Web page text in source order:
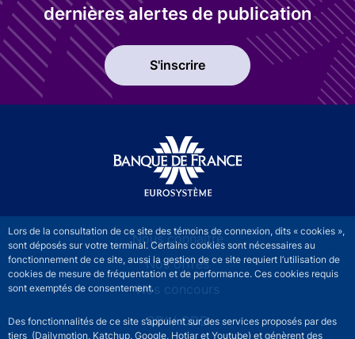
Lors de la consultation de ce site des témoins de connexion, dits « cookies »,
sont déposés sur votre terminal. Certains cookies sont nécessaires au
fonctionnement de ce site, aussi la gestion de ce site requiert l’utilisation de
cookies de mesure de fréquentation et de performance. Ces cookies requis
sont exemptés de consentement.
Des fonctionnalités de ce site s’appuient sur des services proposés par des
tiers (Dailymotion, Katchup, Google, Hotjar et Youtube) et génèrent des
dernières alertes de publication
S'inscrire
RECRUTEMENT - Menu Principal
Nous connaitre
Nos offres
Nos concours
CDI / CDD